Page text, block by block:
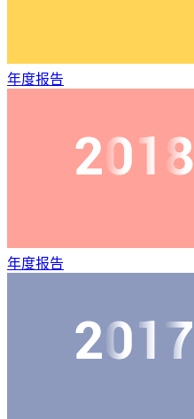
年度报告
年度报告